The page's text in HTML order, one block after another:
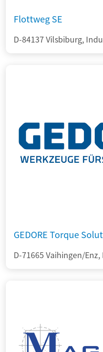
Flottweg SE
D-84137 Vilsbiburg,
GEDORE Torque
D-71665 Vaihingen/